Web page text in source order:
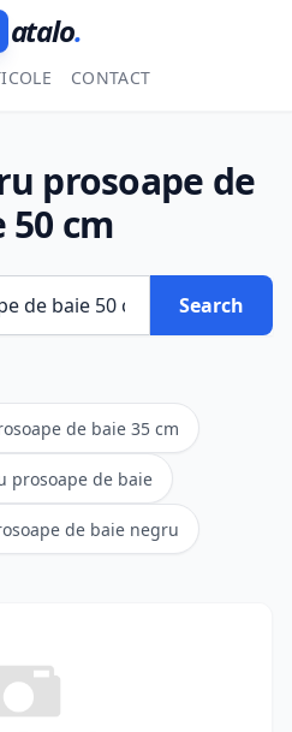
atalo.
CONTACT
prosoape de
50 cm
Search
de baie 35 cm
prosoape de baie
de baie negru